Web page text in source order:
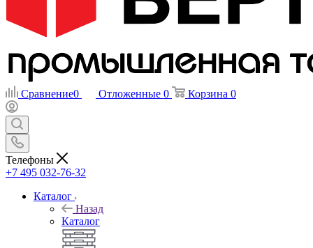
Сравнение0 Отложенные 0 Корзина 0
Телефоны
+7 495 032-76-32
Каталог
Назад
Каталог